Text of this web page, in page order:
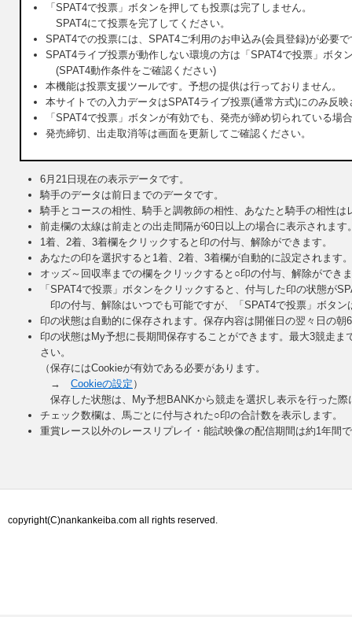
「SPAT4で投票」ボタンを押しても投票は完了しません。
SPAT4にて投票を完了してください。
SPAT4での投票には、SPAT4ご利用のお申込み(会員登録)が必要で
SPAT4ライブ投票が動作しない環境の方は「SPAT4で投票」ボタ
(SPAT4動作条件をご確認ください)
本機能は投票支援ツールです。予想の提供は行っておりません。
本サイトでの入力データはSPAT4ライブ投票(通常方式)にのみ反映
「SPAT4で投票」ボタンが有効でも、発売が締め切られている
発売締切、出走取消等は画面を更新してご確認ください。
6月21日現在の表示データです。
騎手のデータは前日までのデータです。
騎手とコースの相性、騎手と調教師の相性、あなたと騎手の相性は
前走欄の太線は前走との出走間隔が60日以上の場合に表示されます
1着、2着、3着欄をクリックすると印の付与、解除ができます。
あなたの印を選択すると1着、2着、3着欄が自動的に設定されます
オッズ～回収率までの欄をクリックすると○印の付与、解除ができ
「SPAT4で投票」ボタンをクリックすると、付与した印の状態が
印の付与、解除はいつでも可能ですが、「SPAT4で投票」ボタ
印の状態は自動的に保存されます。保存内容は開催日の翌々日の朝
印の状態はMy予想に長期間保存することができます。最大3競走
さい。
（保存にはCookieが有効である必要があります。
→ Cookieの設定 ）
保存した状態は、My予想BANKから競走を選択し表示を行った際
チェック数欄は、馬ごとに付与された○印の合計数を表示します。
重賞レース以外のレースリプレイ・能試映像の配信期間は約1年間
copyright(C)nankankeiba.com all rights reserved.